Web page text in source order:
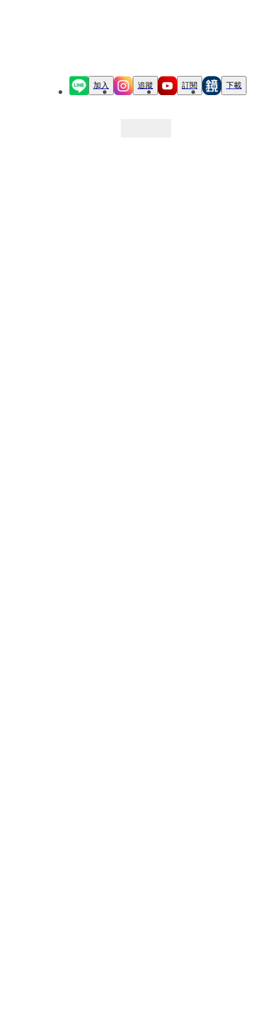
加入 追蹤 訂閱 下載